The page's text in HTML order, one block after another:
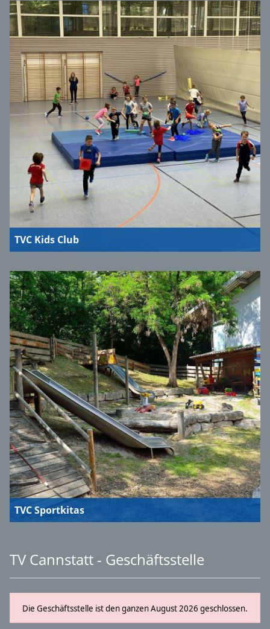
TVC Kids Club
TVC Sportkitas
TV Cannstatt - Geschäftsstelle
Die Geschäftsstelle ist den ganzen August 2026 geschlossen.